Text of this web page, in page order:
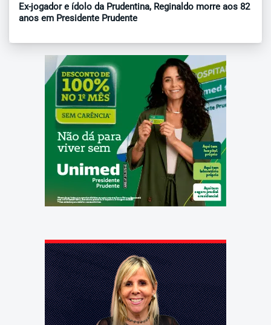
Ex-jogador e ídolo da Prudentina, Reginaldo morre aos 82
anos em Presidente Prudente